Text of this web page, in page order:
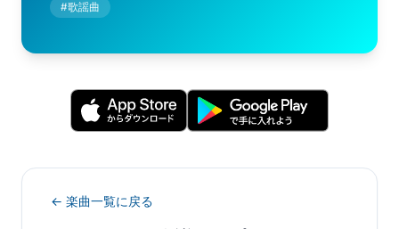
#歌謡曲
← 楽曲一覧に戻る